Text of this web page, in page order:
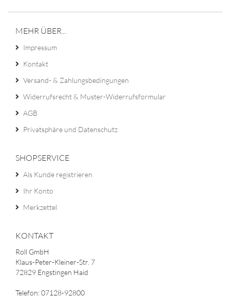
MEHR ÜBER...
Impressum
Kontakt
Versand- & Zahlungsbedingungen
Widerrufsrecht & Muster-Widerrufsformular
AGB
Privatsphäre und Datenschutz
SHOPSERVICE
Als Kunde registrieren
Ihr Konto
Merkzettel
KONTAKT
Roll GmbH
Klaus-Peter-Kleiner-Str. 7
72829 Engstingen Haid
Telefon: 07128-92800